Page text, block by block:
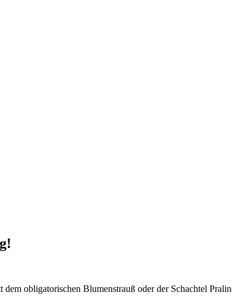
dem obligatorischen Blumenstrauß oder der Schachtel